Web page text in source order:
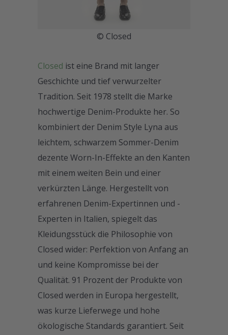
© Closed
Closed ist eine Brand mit langer
Geschichte und tief verwurzelter
Tradition. Seit 1978 stellt die Marke
hochwertige Denim-Produkte her. So
kombiniert der Denim Style Lyna aus
leichtem, schwarzem Sommer-Denim
dezente Worn-In-Effekte an den Kanten
mit einem weiten Bein und einer
verkürzten Länge. Hergestellt von
erfahrenen Denim-Expertinnen und -
Experten in Italien, spiegelt das
Kleidungsstück die Philosophie von
Closed wider: Perfektion von Anfang an
und keine Kompromisse bei der
Qualität. 91 Prozent der Produkte von
Closed werden in Europa hergestellt,
was kurze Lieferwege und hohe
ökologische Standards garantiert. Seit